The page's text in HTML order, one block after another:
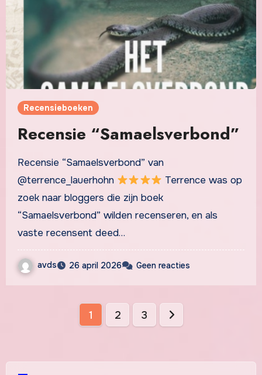
Recensieboeken
Recensie “Samaelsverbond”
Recensie “Samaelsverbond” van
@terrence_lauerhohn
Terrence was op
zoek naar bloggers die zijn boek
“Samaelsverbond” wilden recenseren, en als
vaste recensent deed…
avds 26 april 2026 Geen reacties
Berichten1 2 3